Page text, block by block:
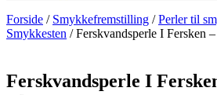
Forside / Smykkefremstilling /Perler til
Smykkesten / Ferskvandsperle I Fersken
Ferskvandsperle I